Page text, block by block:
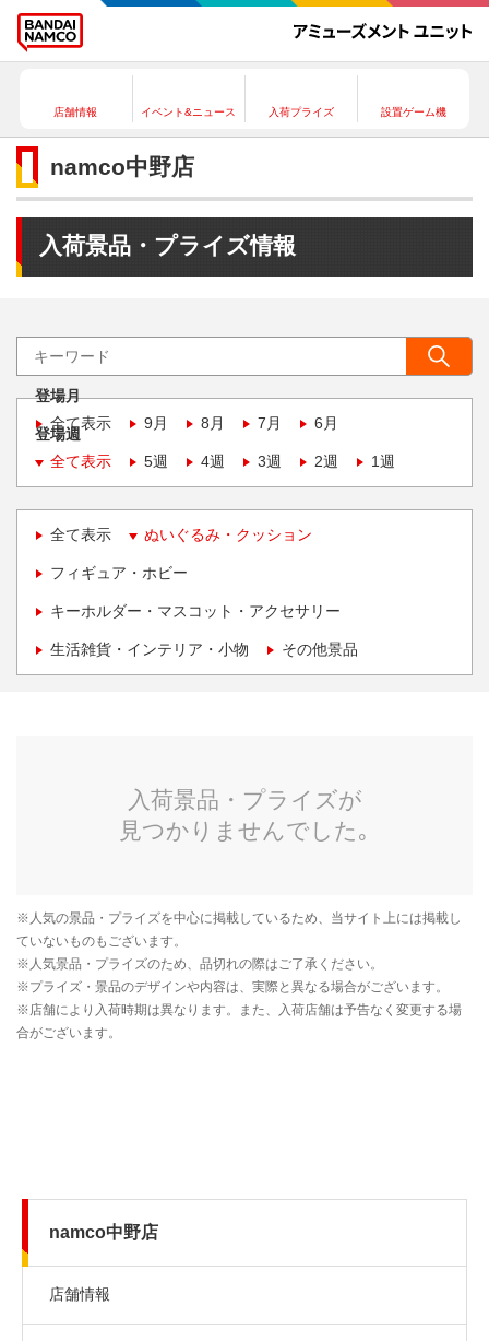
店舗情報 イベント&ニュース 入荷プライズ 設置ゲーム機
namco中野店
入荷景品・プライズ情報
登場月
全て表示
9月 8月 7月 6月
登場週
全て表示
5週 4週 3週 2週 1週
全て表示 ぬいぐるみ・クッション
フィギュア・ホビー
キーホルダー・マスコット・アクセサリー
生活雑貨・インテリア・小物 その他景品
namco中野店
店舗情報